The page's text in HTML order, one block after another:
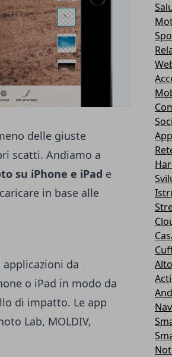
delle giuste
scatti. Andiamo a
su iPhone e iPad e
in base alle
da
o iPad in modo da
di impatto. Le app
Lab, MOLDIV,